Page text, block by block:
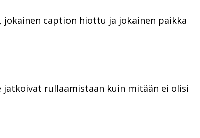
caption hiottu ja jokainen paikka
rullaamistaan kuin mitään ei olisi